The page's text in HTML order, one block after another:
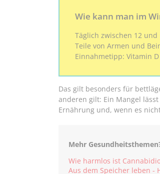
Wie kann man im
Täglich zwischen 12
Teile von Armen und
Einnahmetipp: Vitamin
Das gilt besonders für
anderen gilt: Ein Mangel
Ernährung und, wenn es
Mehr
Wie harmlos ist
Aus dem Speicher leben -